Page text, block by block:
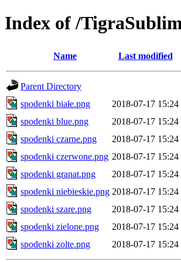
Index of /
Name Last modified
Parent Directory
spodenki białe.png
2018-07-17 15:24
spodenki blue.png
2018-07-17 15:24
spodenki czarne.png
2018-07-17 15:24
spodenki czerwone.png 2018-07-17 15:24
spodenki granat.png
2018-07-17 15:24
spodenki niebieskie.png 2018-07-17 15:24
spodenki szare.png
2018-07-17 15:24
spodenki zielone.png
2018-07-17 15:24
spodenki zolte.png
2018-07-17 15:24